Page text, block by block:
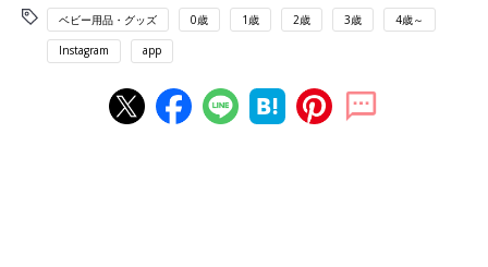
ベビー用品・グッズ 0歳 1歳 2歳 3歳 4歳～
Instagram app